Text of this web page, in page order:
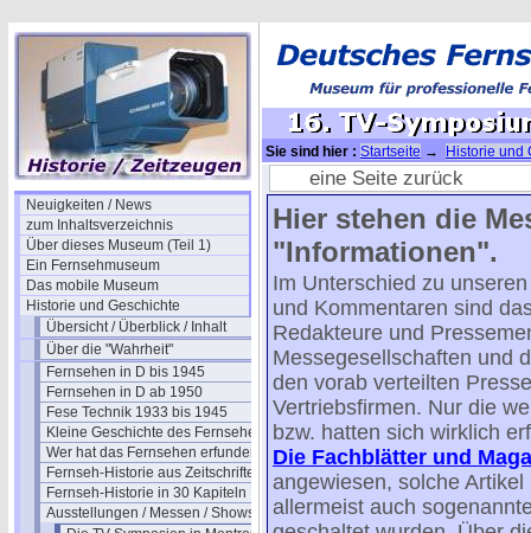
Neuigkeiten / News
zum Inhaltsverzeichnis
Über dieses Museum (Teil 1)
Ein Fernsehmuseum
Das mobile Museum
Historie und Geschichte
Übersicht / Überblick / Inhalt
Über die "Wahrheit"
Fernsehen in D bis 1945
Fernsehen in D ab 1950
Fese Technik 1933 bis 1945
Kleine Geschichte des Fernsehens
Wer hat das Fernsehen erfunden?
Fernseh-Historie aus Zeitschriften
Fernseh-Historie in 30 Kapiteln
Ausstellungen / Messen / Shows
Sie sind hier : Startseite →
Historie und
Symposien in Montreux→ 16. TV-
eine Seite zurück
Hier stehen die
"Informationen".
Im Unterschied zu
und Kommentaren sind
Redakteure und
Messegesellschaften und
den vorab verteilten
Vertriebsfirmen. Nur die
bzw. hatten sich wirklich
Die Fachblätter und
angewiesen, solche
allermeist auch